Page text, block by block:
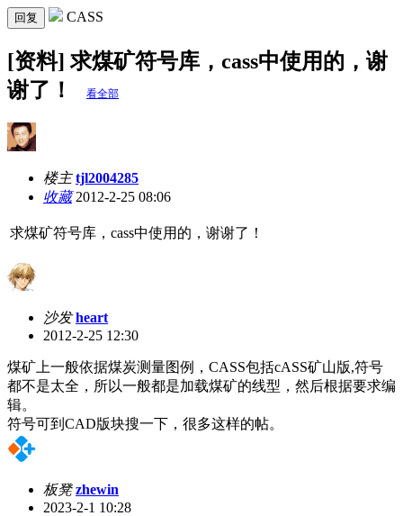
回复 CASS
[资料] 求煤矿符号库，cass中使用的，谢
谢了！
看全部
楼主 tjl2004285
收藏2012-2-25 08:06
求煤矿符号库，cass中使用的，谢谢了！
沙发 heart
2012-2-25 12:30
煤矿上一般依据煤炭测量图例，CASS包括cASS矿山版,符号
都不是太全，所以一般都是加载煤矿的线型，然后根据要求编
辑。
符号可到CAD版块搜一下，很多这样的帖。
板凳 zhewin
2023-2-1 10:28